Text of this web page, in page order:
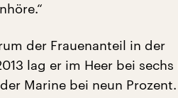
der Frauenanteil in der
lag er im Heer bei sechs
Marine bei neun